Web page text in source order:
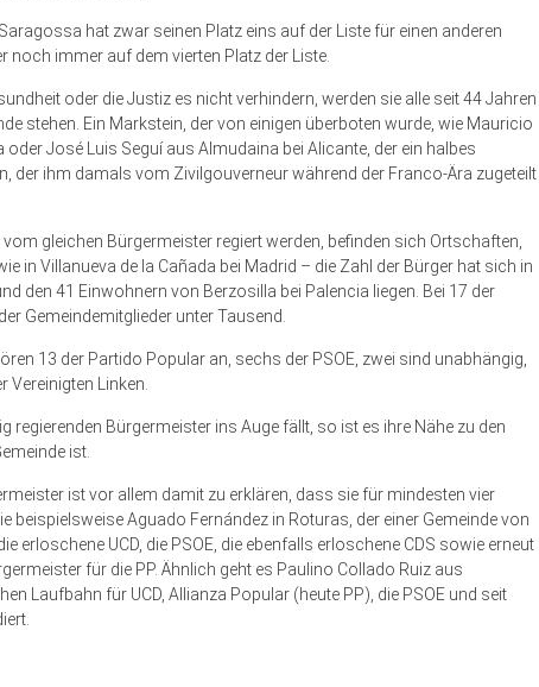
hat zwar seinen Platz eins auf der Liste für einen anderen
noch immer auf dem vierten Platz der Liste.
oder die Justiz es nicht verhindern, werden sie alle seit 44 Jahren
stehen. Ein Markstein, der von einigen überboten wurde, wie Mauricio
José Luis Seguí aus Almudaina bei Alicante, der ein halbes
der ihm damals vom Zivilgouverneur während der Franco-Ära zugeteilt
gleichen Bürgermeister regiert werden, befinden sich Ortschaften,
in Villanueva de la Cañada bei Madrid – die Zahl der Bürger hat sich in
den 41 Einwohnern von Berzosilla bei Palencia liegen. Bei 17 der
Gemeindemitglieder unter Tausend.
13 der Partido Popular an, sechs der PSOE, zwei sind unabhängig,
Vereinigten Linken.
regierenden Bürgermeister ins Auge fällt, so ist es ihre Nähe zu den
ist.
ist vor allem damit zu erklären, dass sie für mindesten vier
beispielsweise Aguado Fernández in Roturas, der einer Gemeinde von
erloschene UCD, die PSOE, die ebenfalls erloschene CDS sowie erneut
für die PP. Ähnlich geht es Paulino Collado Ruiz aus
Laufbahn für UCD, Allianza Popular (heute PP), die PSOE und seit